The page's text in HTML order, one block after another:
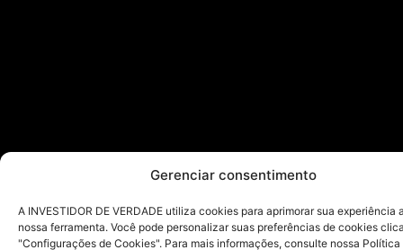
Gerenciar consentimento
A INVESTIDOR DE VERDADE utiliza cookies para aprimorar sua experiência
nossa ferramenta. Você pode personalizar suas preferências de cookies
"Configurações de Cookies". Para mais informações, consulte nossa Política